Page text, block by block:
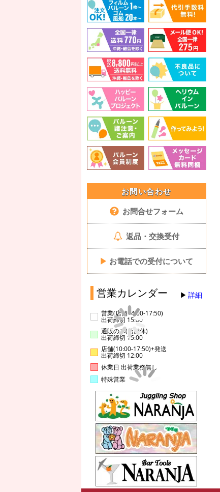
お問い合わせ
お問合せフォーム
返品・交換受付
▶ お電話での受付について
営業カレンダー 詳細
営業(店舗14:00-17:50)
出荷締切 15:00
通販のみ(店舗休)
出荷締切 15:00
店舗(10:00-17:50)+発送
出荷締切 12:00
休業日 出荷業務無し
特殊営業